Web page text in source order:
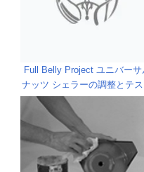
Full Belly Project ユニバーサ
ナッツ シェラーの調整とテス